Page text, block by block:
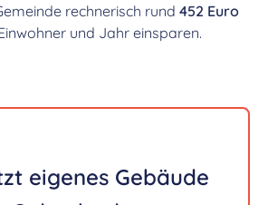
rechnerisch rund 452 Euro
und Jahr einsparen.
eigenes Gebäude